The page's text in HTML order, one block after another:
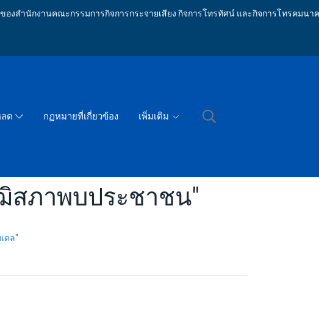
งสำนักงานคณะกรรมการกิจการกระจายเสียง กิจการโทรทัศน์ และกิจการโทรคมนา
ลด กฏหมายที่เกี่ยวข้อง เพิ่มเติม
สภาพบประชาชน"
ดล"